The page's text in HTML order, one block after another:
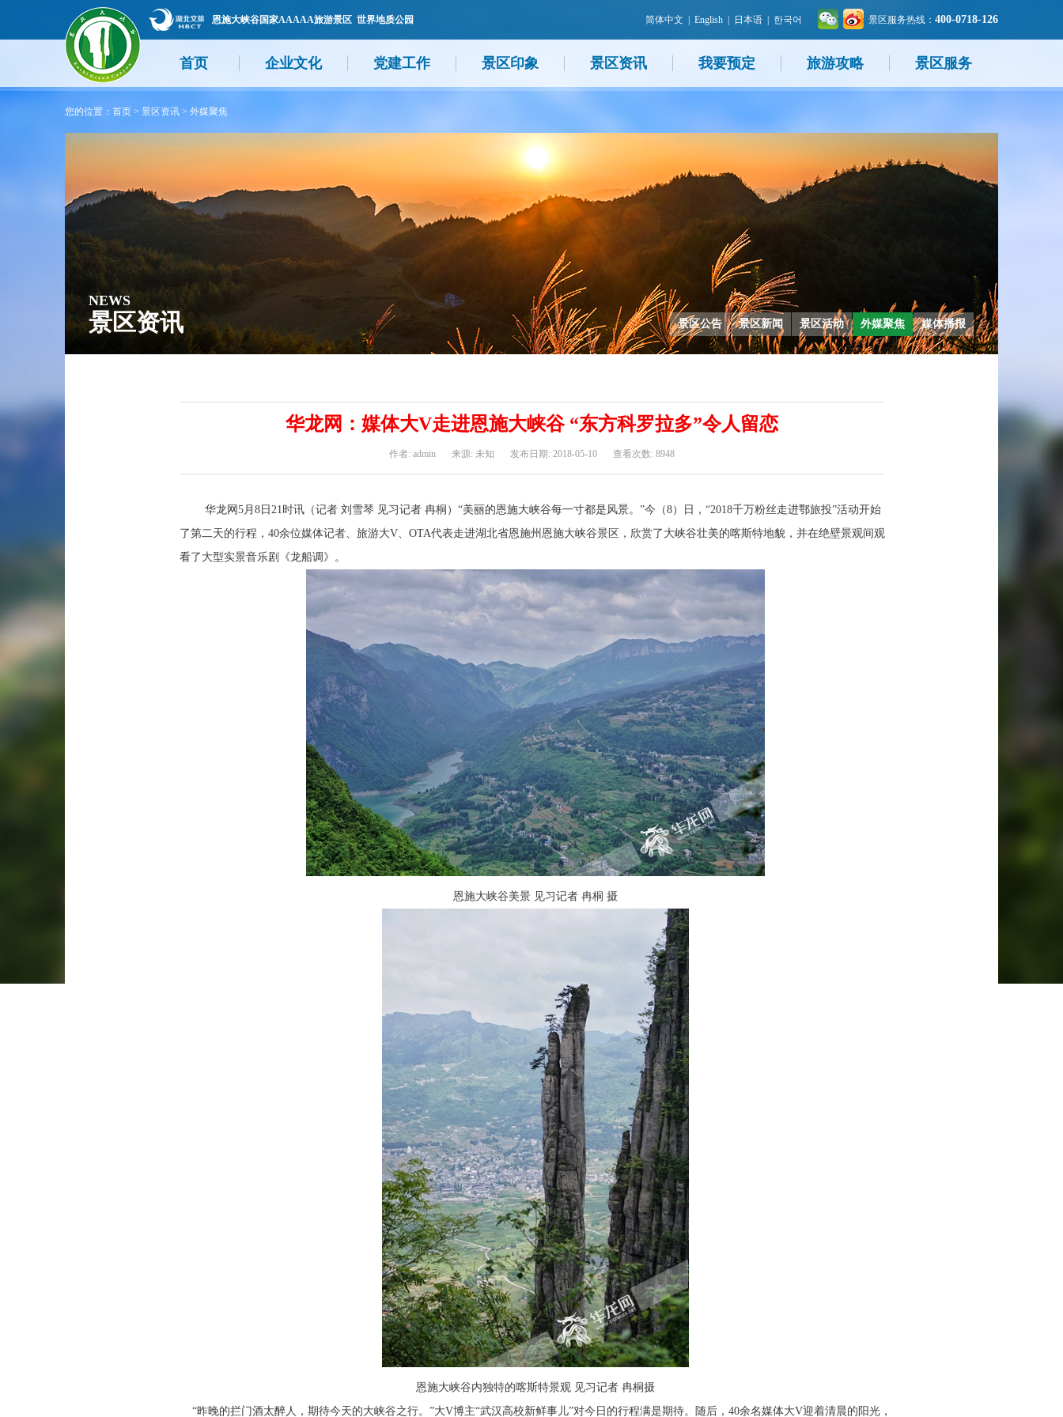
恩施大峡谷国家AAAAA旅游景区 世界地质公园 景区服务热线： 400-0718-126
简体中文 English 日本语 한국어
首页 企业文化 党建工作 景区印象 景区资讯 我要预定 旅游攻略 景区服务
您的位置： 首页 > 景区资讯 > 外媒聚焦
NEWS
景区资讯 景区公告 景区新闻 景区活动 外媒聚焦 媒体播报
华龙网：媒体大V走进恩施大峡谷 “东方科罗拉多”令人留恋
作者: admin 来源: 未知 发布日期: 2018-05-10 查看次数: 8948
华龙网5月8日21时讯（记者 刘雪琴 见习记者 冉桐）“美丽的恩施大峡谷每一寸都是风景。”今（8）日，“2018千万粉丝走进鄂旅投”活动开始
了第二天的行程，40余位媒体记者、旅游大V、OTA代表走进湖北省恩施州恩施大峡谷景区，欣赏了大峡谷壮美的喀斯特地貌，并在绝壁景观间观
看了大型实景音乐剧《龙船调》。
恩施大峡谷美景 见习记者 冉桐 摄
恩施大峡谷内独特的喀斯特景观 见习记者 冉桐摄
“昨晚的拦门酒太醉人，期待今天的大峡谷之行。”大V博主“武汉高校新鲜事儿”对今日的行程满是期待。随后，40余名媒体大V迎着清晨的阳光，